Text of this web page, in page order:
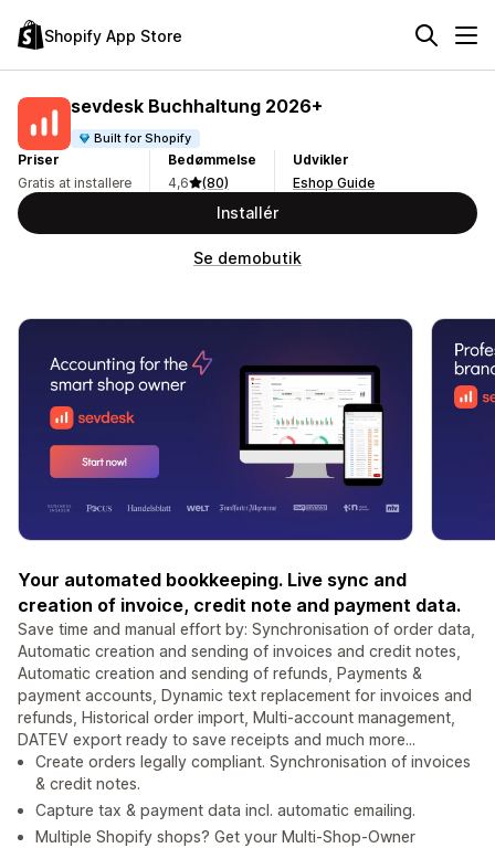
Shopify App Store
sevdesk Buchhaltung 2026+
Built for Shopify
Priser
Gratis at installere
Bedømmelse
4,6
(80)
Udvikler
Eshop Guide
Installér
Se demobutik
Your automated bookkeeping. Live sync and
creation of invoice, credit note and payment data.
Save time and manual effort by: Synchronisation of order data,
Automatic creation and sending of invoices and credit notes,
Automatic creation and sending of refunds, Payments &
payment accounts, Dynamic text replacement for invoices and
refunds, Historical order import, Multi-account management,
DATEV export ready to save receipts and much more...
Create orders legally compliant. Synchronisation of invoices
& credit notes.
Capture tax & payment data incl. automatic emailing.
Multiple Shopify shops? Get your Multi-Shop-Owner